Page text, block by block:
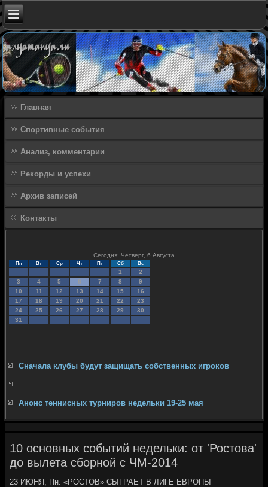
Главная
Спортивные события
Анализ, комментарии
Рекорды и успехи
Архив записей
Контакты
Сегодня: Четверг, 6 Августа
Пн Вт Ср Чт Пт Сб Вс
1
2
3
4 5 6 7 8
9
10
11 12 13 14 15
16
17
18 19 20 21 22
23
24
25 26 27 28 29
30
31
Сначала клубы будут защищать собственных игроков
Анонс теннисных турниров недельки 19-25 мая
10 основных событий недельки: от 'Ростова'
до вылета сборной с ЧМ-2014
23 ИЮНЯ, Пн. «РОСТОВ» СЫГРАЕТ В ЛИГЕ ЕВРОПЫ